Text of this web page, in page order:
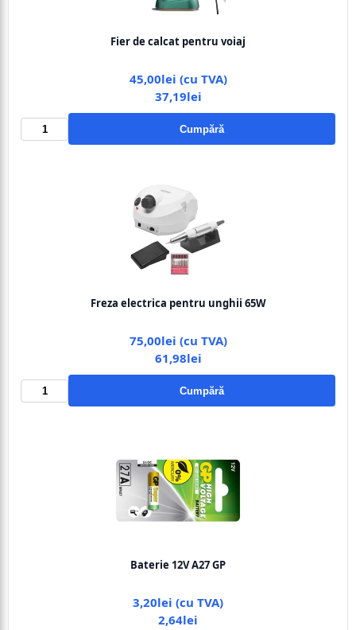
Fier de calcat pentru voiaj
45,00lei (cu TVA)
37,19lei
Cumpără
Freza electrica pentru unghii 65W
75,00lei (cu TVA)
61,98lei
Cumpără
Baterie 12V A27 GP
3,20lei (cu TVA)
2,64lei